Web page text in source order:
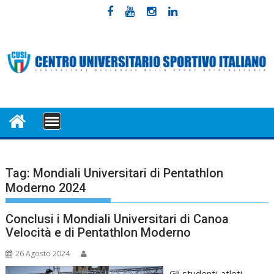
MENU
Tag: Mondiali Universitari di Pentathlon
Moderno 2024
Conclusi i Mondiali Universitari di Canoa
Velocità e di Pentathlon Moderno
26 Agosto 2024